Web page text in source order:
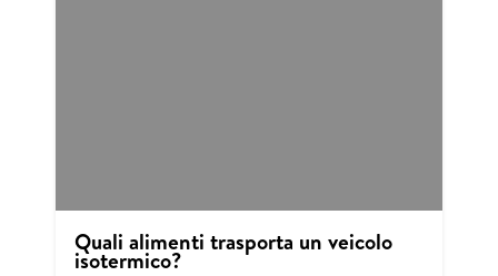
Quali alimenti trasporta un veicolo
isotermico?